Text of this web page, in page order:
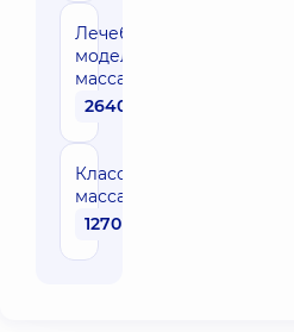
Лечебный
моделирующий
массаж лица
2640 грн
Классический
массаж лица
1270 грн